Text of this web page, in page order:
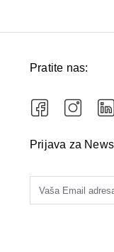
Pratite nas:
Prijava za